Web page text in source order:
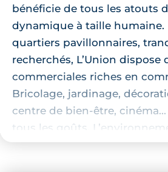
bénéficie de tous les atouts
dynamique à taille humaine.
quartiers pavillonnaires,
recherchés, L’Union dispose
commerciales riches en
Bricolage, jardinage,
centre de bien-être,
tous les goûts.
commune est tout aussi